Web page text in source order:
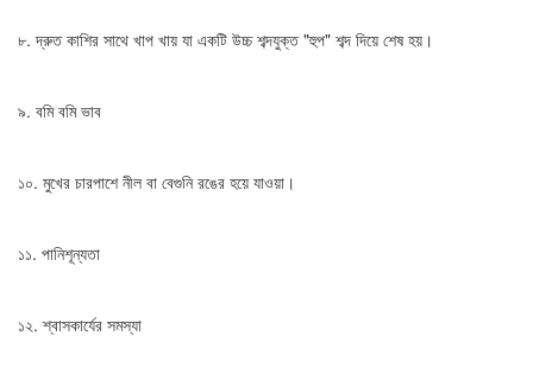
৮. দ্রুত কাশির সাথে খাপ খায় যা একটি উচ্চ শব্দযুক্ত "হুপ" শব্দ দিয়ে শেষ হয়।
৯. বমি বমি ভাব
১০. মুখের চারপাশে নীল বা বেগুনি রঙের হয়ে যাওয়া।
১১. পানিশূন্যতা
১২. শ্বাসকার্যের সমস্যা